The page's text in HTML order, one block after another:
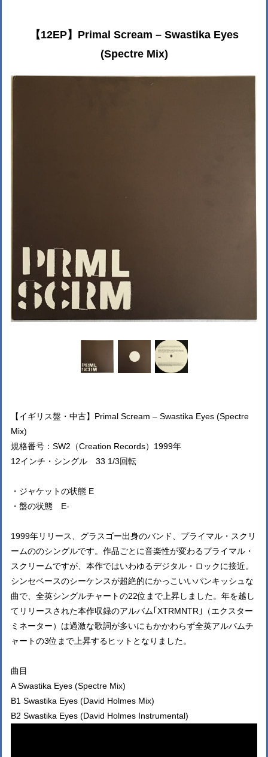
【12EP】Primal Scream – Swastika Eyes
(Spectre Mix)
【イギリス盤・中古】Primal Scream – Swastika Eyes (Spectre
Mix)
規格番号：SW2（Creation Records）1999年
12インチ・シングル 33 1/3回転
・ジャケットの状態 E
・盤の状態 E-
1999年リリース、グラスゴー出身のバンド、プライマル・スクリ
ームののシングルです。作品ごとに音楽性が変わるプライマル・
スクリームですが、本作ではいわゆるデジタル・ロックに接近。
シンセベースのシーケンスが超絶的にかっこいいパンキッシュな
曲で、全英シングルチャートの22位まで上昇しました。年を越し
てリリースされた本作収録のアルバム｢XTRMNTR｣（エクスター
ミネーター）は過激な歌詞が多いにもかかわらず全英アルバムチ
ャートの3位まで上昇するヒットとなりました。
曲目
A Swastika Eyes (Spectre Mix)
B1 Swastika Eyes (David Holmes Mix)
B2 Swastika Eyes (David Holmes Instrumental)